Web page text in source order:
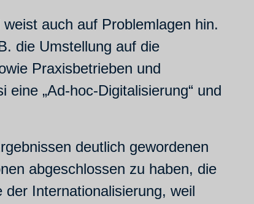
auch auf Problemlagen hin.
die Umstellung auf die
Praxisbetrieben und
„Ad-hoc-Digitalisierung“ und
deutlich gewordenen
abgeschlossen zu haben, die
Internationalisierung, weil